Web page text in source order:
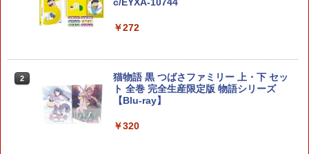
SX-134]
￥7,580
2
【特典】ドラゴンクエストモンスターズ
4 枯れ木の国のビアンカ・フローラ S
witch2版(【早期購入封入特典】冒険ス
2 RIDE 6
￥5,901
互換 黒 ブラック オリジナルウエス スラ
＼マラソン限定★エントリーでP10倍／S
team Deck OLED / LCD フィルム 保護
ルム シート 液晶保護 ガラス スチーム ス
c/EYXA-10744
￥272
2
猫物語 黒 つばさファミリー 上・下 セッ
ト 全巻 完全生産限定版 物語シリーズ
【Blu-ray】
￥320